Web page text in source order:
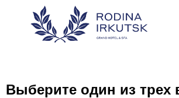
Выберите один из трех